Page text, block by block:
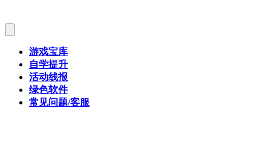
游戏宝库
自学提升
活动线报
绿色软件
常见问题/客服